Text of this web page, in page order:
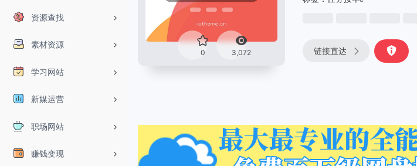
资源查找
素材资源
学习网站
新媒运营
职场网站
赚钱变现
0 3,072 链接直达